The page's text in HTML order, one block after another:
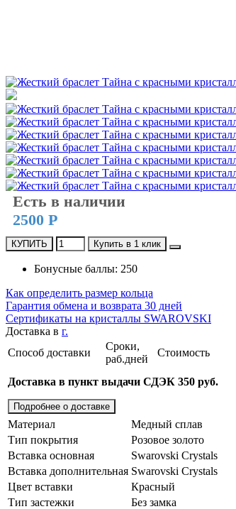
Есть в наличии
2500 Р
КУПИТЬ Купить в 1 клик
Бонусные баллы: 250
Как определить размер кольца
Гарантия обмена и возврата 30 дней
Сертификаты на кристаллы SWAROVSKI
Доставка в г.
Способ доставки
Сроки,
раб.дней
Стоимость
Доставка в пункт выдачи СДЭК 350 руб.
Подробнее о доставке
Материал
Медный сплав
Тип покрытия
Розовое золото
Вставка основная
Swarovski Crystals
Вставка дополнительная Swarovski Crystals
Цвет вставки
Красный
Тип застежки
Без замка